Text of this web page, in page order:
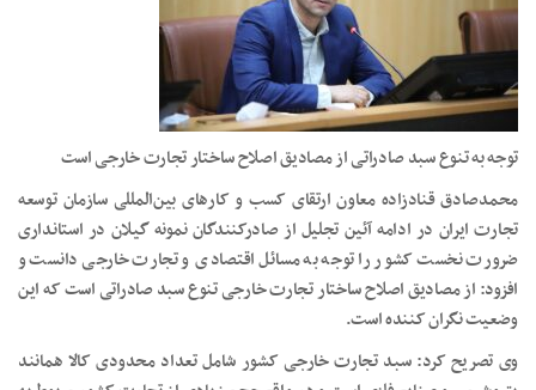
توجه به تنوع سبد صادراتی از مصادیق اصلاح ساختار تجارت خارجی است
محمدصادق قنادزاده معاون ارتقای کسب و کارهای بین‌المللی سازمان توسعه
تجارت ایران در ادامه آئین تجلیل از صادرکنندگان نمونه گیلان در استانداری
ضرورت نخست کشور را توجه به مسائل اقتصادی و تجارت خارجی دانست و
افزود: از مصادیق اصلاح ساختار تجارت خارجی تنوع سبد صادراتی است که این
وضعیت نگران کننده است.
وی تصریح کرد: سبد تجارت خارجی کشور شامل تعداد محدودی کالا همانند